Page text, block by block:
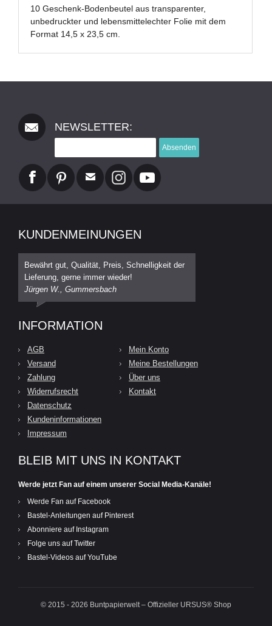
10 Geschenk-Bodenbeutel aus transparenter,
unbedruckter und lebensmittelechter Folie mit dem
Format 14,5 x 23,5 cm.
NEWSLETTER:
Absenden
KUNDENMEINUNGEN
Bewährt gut, Qualität, Preis, Schnelligkeit der
Lieferung, gerne immer wieder!
Jürgen W., Gummersbach
INFORMATION
AGB
Versand
Zahlung
Widerrufsrecht
Datenschutz
Kundeninformationen
Impressum
Mein Konto
Meine Bestellungen
Über uns
Kontakt
BLEIB MIT UNS IN KONTAKT
Werde jetzt Fan auf einem unserer Social Media-Kanäle!
Werde Fan auf Facebook
Bastel-Anleitungen auf Pinterest
Abonniere auf Instagram
Folge uns auf Twitter
Bastel-Videos auf YouTube
© 2015 - 2026 Buntpapierwelt – Offizieller URSUS® Shop